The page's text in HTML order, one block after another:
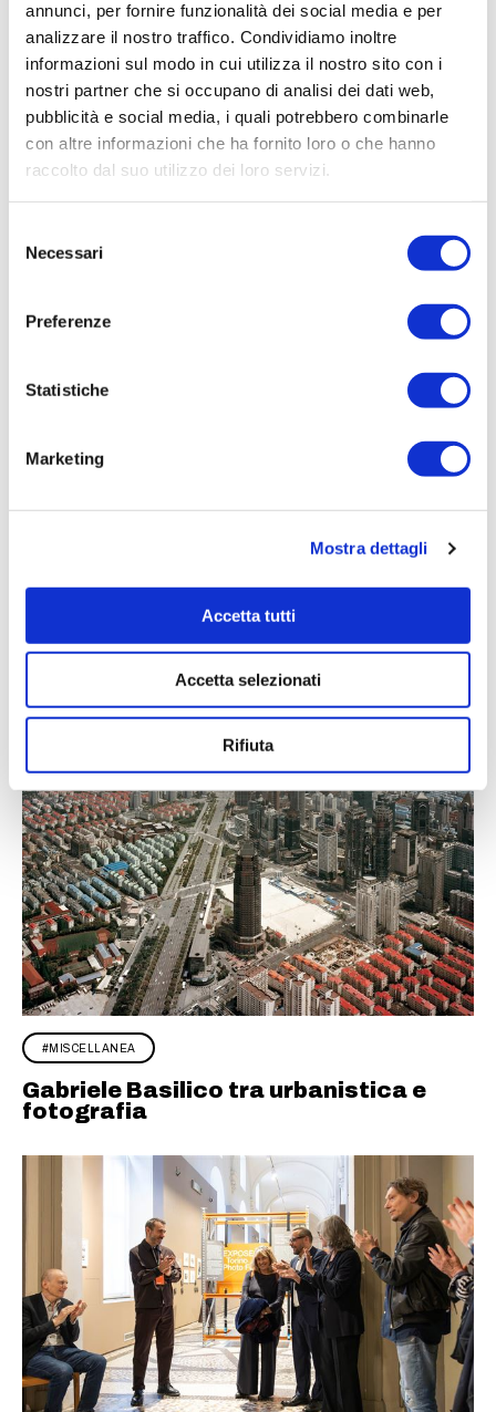
annunci, per fornire funzionalità dei social media e per
analizzare il nostro traffico. Condividiamo inoltre
informazioni sul modo in cui utilizza il nostro sito con i
nostri partner che si occupano di analisi dei dati web,
pubblicità e social media, i quali potrebbero combinarle
con altre informazioni che ha fornito loro o che hanno
raccolto dal suo utilizzo dei loro servizi.
delNecessari
Preferenze
Statistiche
Marketing
Mostra dettagli
Accetta tutti
Accetta selezionati
Rifiuta
Incontro con Paolo Ventura
MISCELLANEA
Gabriele Basilico tra urbanistica e
fotografia